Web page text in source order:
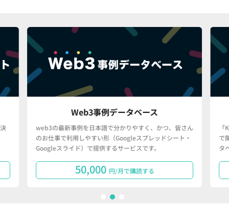
Web3事例データベース
web3の最新事例を日本語で分かりやすく、かつ、皆さん
のお仕事で利用しやすい形（Googleスプレッドシート・
Googleスライド）で提供するサービスです。
50,000 円/月で購読する
で
タ